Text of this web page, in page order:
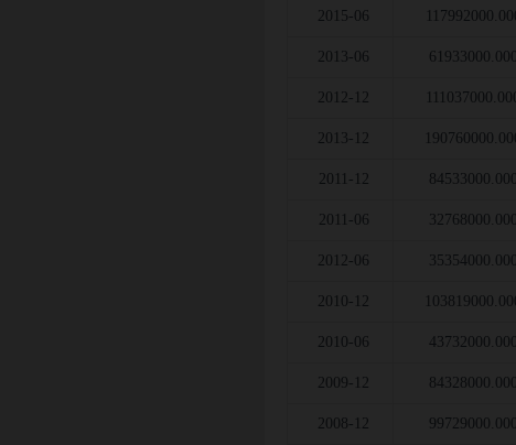
2015-06
2013-06
2012-12
2013-12
2011-12
2011-06
2012-06
2010-12
2010-06
2009-12
2008-12